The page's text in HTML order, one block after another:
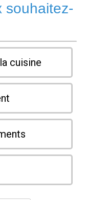
souhaitez-
cuisine